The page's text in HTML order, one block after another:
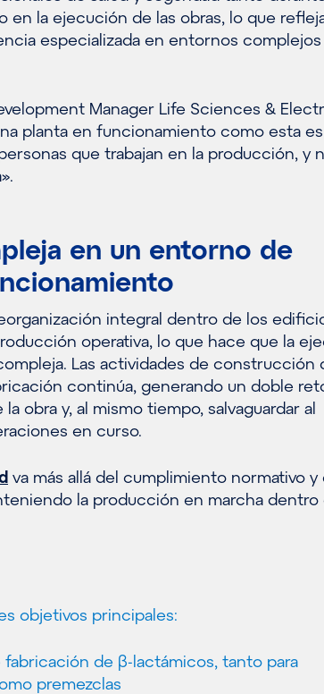
la ejecución de las obras, lo que
especializada en entornos
Manager Life Sciences &
planta en funcionamiento como esta es
que trabajan en la producción, y
en un entorno de
integral dentro de los
operativa, lo que hace que la
Las actividades de construcción
continúa, generando un doble
obra y, al mismo tiempo, salvaguardar al
en curso.
va más allá del cumplimiento normativo y
la producción en marcha dentro
objetivos principales:
de β-lactámicos, tanto para
premezclas